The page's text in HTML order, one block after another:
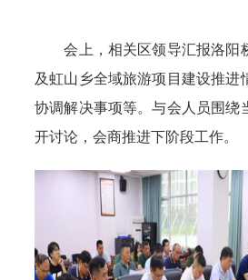
会上，相关区领导汇报洛阳
及虹山乡全域旅游项目建设推进
协调解决事项等。与会人员围绕
开讨论，会商推进下阶段工作。